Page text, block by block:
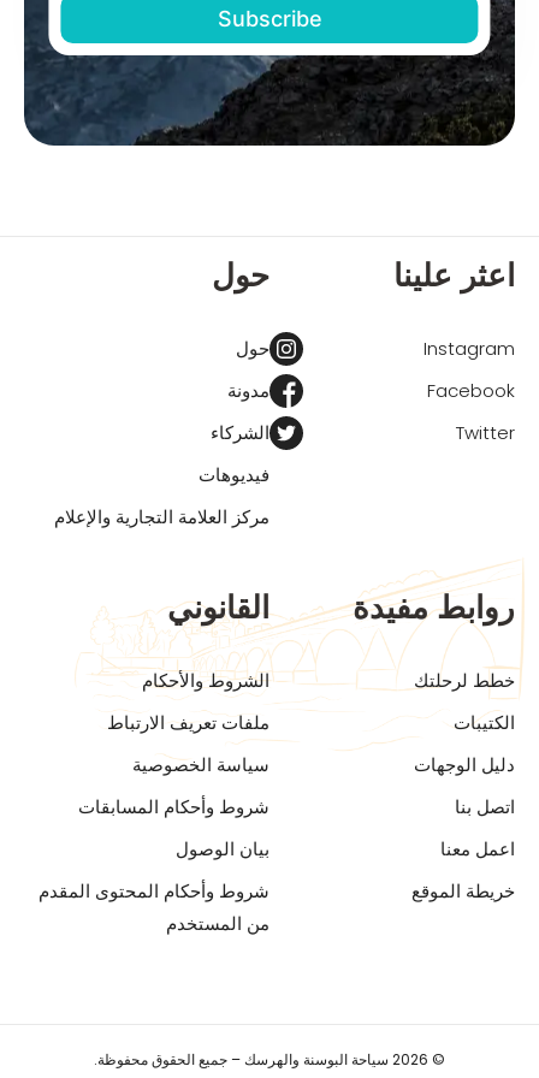
اعثر علينا
Instagram
Facebook
Twitter
حول
حول
مدونة
الشركاء
فيديوهات
مركز العلامة التجارية والإعلام
روابط مفيدة
خطط لرحلتك
الكتيبات
دليل الوجهات
اتصل بنا
اعمل معنا
خريطة الموقع
القانوني
الشروط والأحكام
ملفات تعريف الارتباط
سياسة الخصوصية
شروط وأحكام المسابقات
بيان الوصول
شروط وأحكام المحتوى المقدم
من المستخدم
© 2026 سياحة البوسنة والهرسك – جميع الحقوق محفوظة.